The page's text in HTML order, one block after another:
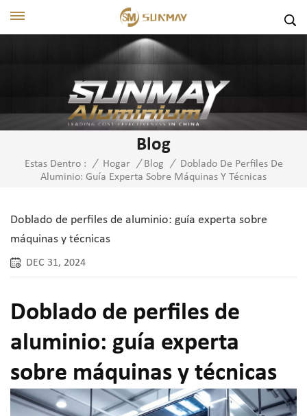
Blog
Estas Dentro : / Hogar / Blog /
Doblado De Perfiles De
Aluminio: Guía Experta Sobre Máquinas Y Técnicas
Doblado de perfiles de aluminio: guía experta sobre
máquinas y técnicas
DEC 31, 2024
Doblado de perfiles de
aluminio: guía experta
sobre máquinas y técnicas